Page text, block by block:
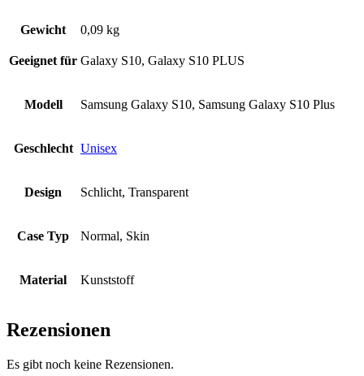
Gewicht 0,09 kg
Geeignet für Galaxy S10, Galaxy S10 PLUS
Modell Samsung Galaxy S10, Samsung Galaxy S10 Plus
Geschlecht Unisex
Design Schlicht, Transparent
Case Typ Normal, Skin
Material Kunststoff
Rezensionen
Es gibt noch keine Rezensionen.